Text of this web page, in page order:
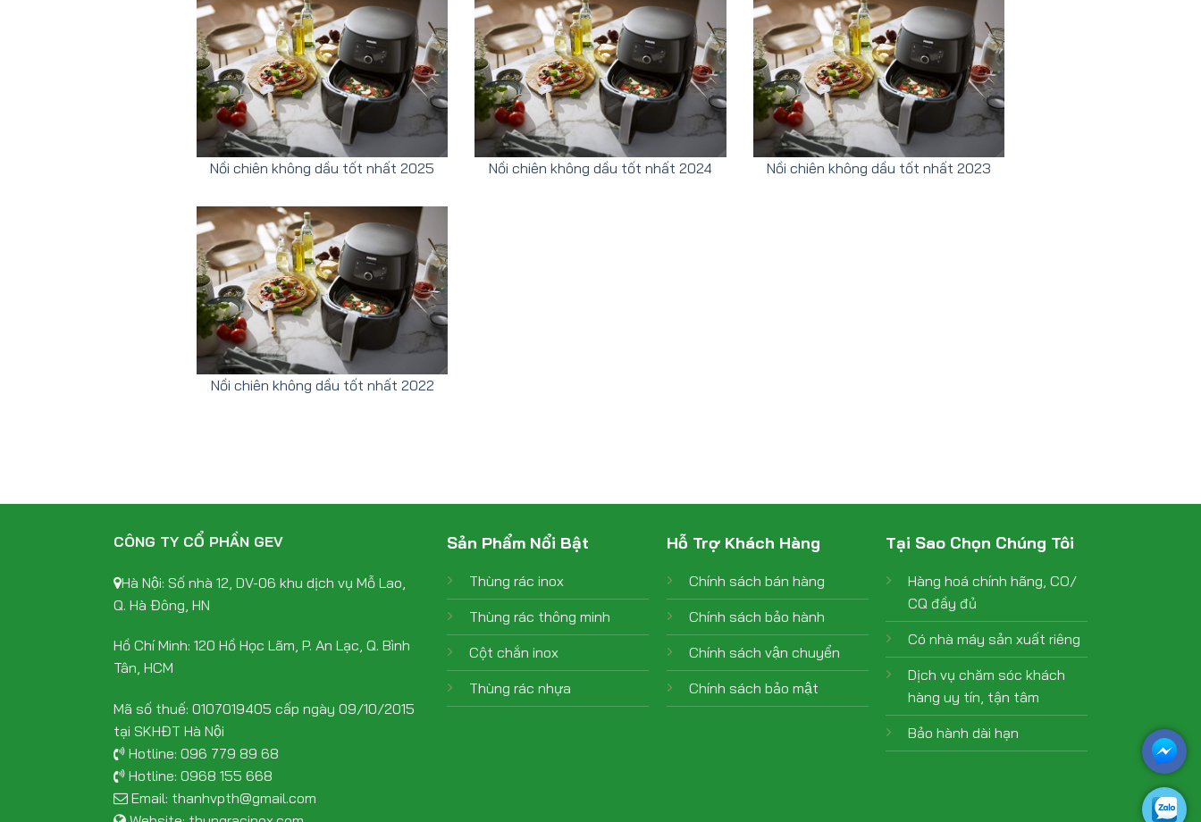
Nồi chiên không dầu tốt nhất 2025 Nồi chiên không dầu tốt nhất 2024 Nồi chiên không dầu tốt nhất 2023
Nồi chiên không dầu tốt nhất 2022
CÔNG TY CỔ PHẦN GEV
Hà Nội: Số nhà 12, DV-06 khu dịch vụ Mỗ Lao,
Q. Hà Đông, HN
Hồ Chí Minh: 120 Hồ Học Lãm, P. An Lạc, Q. Bình
Tân, HCM
Mã số thuế: 0107019405 cấp ngày 09/10/2015
tại SKHĐT Hà Nội
Hotline: 096 779 89 68
Hotline: 0968 155 668
Email: thanhvpth@gmail.com
Sản Phẩm Nổi Bật
Thùng rác inox
Thùng rác thông minh
Cột chắn inox
Thùng rác nhựa
Hỗ Trợ Khách Hàng
Chính sách bán hàng
Chính sách bảo hành
Chính sách vận chuyển
Chính sách bảo mật
Tại Sao Chọn Chúng Tôi
Hàng hoá chính hãng, CO/
CQ đầy đủ
Có nhà máy sản xuất riêng
Dịch vụ chăm sóc khách
hàng uy tín, tận tâm
Bảo hành dài hạn